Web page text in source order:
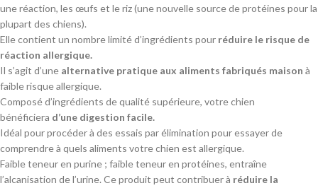
une réaction, les œufs et le riz (une nouvelle source de protéines pour la
plupart des chiens).
Elle contient un nombre limité d’ingrédients pour réduire le risque de
réaction allergique.
Il s’agit d’une alternative pratique aux aliments fabriqués maison à
faible risque allergique.
Composé d’ingrédients de qualité supérieure, votre chien
bénéficiera d’une digestion facile.
Idéal pour procéder à des essais par élimination pour essayer de
comprendre à quels aliments votre chien est allergique.
Faible teneur en purine ; faible teneur en protéines, entraîne
l’alcanisation de l’urine. Ce produit peut contribuer à réduire la